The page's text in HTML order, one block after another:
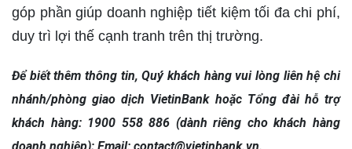
góp phần giúp doanh nghiệp tiết kiệm tối đa chi phí,
duy trì lợi thế cạnh tranh trên thị trường.
Để biết thêm thông tin, Quý khách hàng vui lòng liên hệ chi
nhánh/phòng giao dịch VietinBank hoặc Tổng đài hỗ trợ
khách hàng: 1900 558 886 (dành riêng cho khách hàng